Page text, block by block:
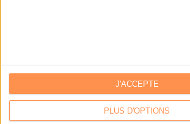
PLUS D'OPTIONS
J'ACCEPTE
Communiquer avec Archimag|Communiquer avec ACE